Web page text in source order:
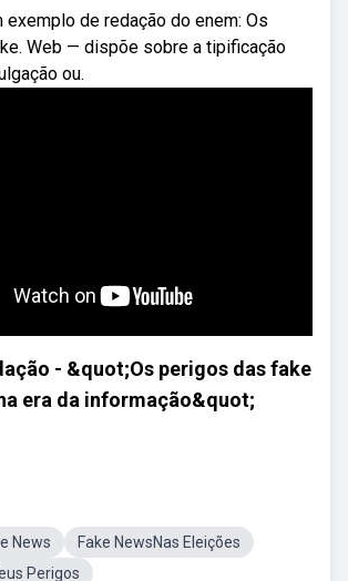
exemplo de redação do enem: Os
Web — dispõe sobre a tipificação
ou.
- &quot;Os perigos das fake
era da informação&quot;
News
Fake NewsNas Eleições
Perigos